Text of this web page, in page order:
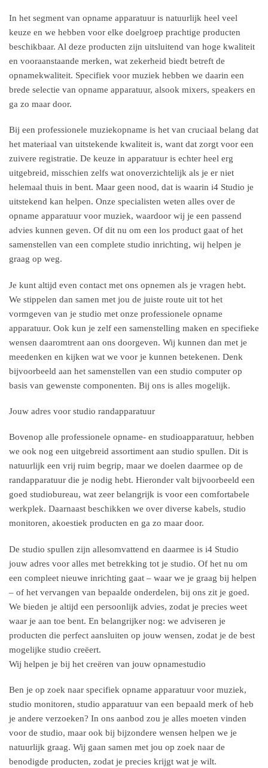
In het segment van opname apparatuur is natuurlijk heel veel
keuze en we hebben voor elke doelgroep prachtige producten
beschikbaar. Al deze producten zijn uitsluitend van hoge kwaliteit
en vooraanstaande merken, wat zekerheid biedt betreft de
opnamekwaliteit. Specifiek voor muziek hebben we daarin een
brede selectie van opname apparatuur, alsook mixers, speakers en
ga zo maar door.
Bij een professionele muziekopname is het van cruciaal belang dat
het materiaal van uitstekende kwaliteit is, want dat zorgt voor een
zuivere registratie. De keuze in apparatuur is echter heel erg
uitgebreid, misschien zelfs wat onoverzichtelijk als je er niet
helemaal thuis in bent. Maar geen nood, dat is waarin i4 Studio je
uitstekend kan helpen. Onze specialisten weten alles over de
opname apparatuur voor muziek, waardoor wij je een passend
advies kunnen geven. Of dit nu om een los product gaat of het
samenstellen van een complete studio inrichting, wij helpen je
graag op weg.
Je kunt altijd even contact met ons opnemen als je vragen hebt.
We stippelen dan samen met jou de juiste route uit tot het
vormgeven van je studio met onze professionele opname
apparatuur. Ook kun je zelf een samenstelling maken en specifieke
wensen daaromtrent aan ons doorgeven. Wij kunnen dan met je
meedenken en kijken wat we voor je kunnen betekenen. Denk
bijvoorbeeld aan het samenstellen van een studio computer op
basis van gewenste componenten. Bij ons is alles mogelijk.
Jouw adres voor studio randapparatuur
Bovenop alle professionele opname- en studioapparatuur, hebben
we ook nog een uitgebreid assortiment aan studio spullen. Dit is
natuurlijk een vrij ruim begrip, maar we doelen daarmee op de
randapparatuur die je nodig hebt. Hieronder valt bijvoorbeeld een
goed studiobureau, wat zeer belangrijk is voor een comfortabele
werkplek. Daarnaast beschikken we over diverse kabels, studio
monitoren, akoestiek producten en ga zo maar door.
De studio spullen zijn allesomvattend en daarmee is i4 Studio
jouw adres voor alles met betrekking tot je studio. Of het nu om
een compleet nieuwe inrichting gaat – waar we je graag bij helpen
– of het vervangen van bepaalde onderdelen, bij ons zit je goed.
We bieden je altijd een persoonlijk advies, zodat je precies weet
waar je aan toe bent. En belangrijker nog: we adviseren je
producten die perfect aansluiten op jouw wensen, zodat je de best
mogelijke studio creëert.
Wij helpen je bij het creëren van jouw opnamestudio
Ben je op zoek naar specifiek opname apparatuur voor muziek,
studio monitoren, studio apparatuur van een bepaald merk of heb
je andere verzoeken? In ons aanbod zou je alles moeten vinden
voor de studio, maar ook bij bijzondere wensen helpen we je
natuurlijk graag. Wij gaan samen met jou op zoek naar de
benodigde producten, zodat je precies krijgt wat je wilt.